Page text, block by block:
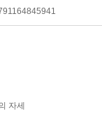
자세